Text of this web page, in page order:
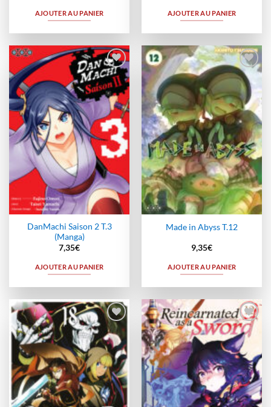
AJOUTER AU PANIER AJOUTER AU PANIER
Ajouter
à la
wishlist
DanMachi Saison 2 T.3
(Manga)
7,35€
AJOUTER AU PANIER
Ajouter
à la
wishlist
Made in Abyss T.12
9,35€
AJOUTER AU PANIER
Ajouter
à la
wishlist
Ajouter
à la
wishlist